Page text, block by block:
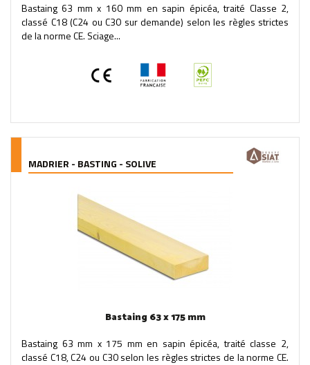
Bastaing 63 mm x 160 mm en sapin épicéa, traité Classe 2,
classé C18 (C24 ou C30 sur demande) selon les règles strictes
de la norme CE. Sciage...
MADRIER - BASTING - SOLIVE
Bastaing 63 x 175 mm
Bastaing 63 mm x 175 mm en sapin épicéa, traité classe 2,
classé C18, C24 ou C30 selon les règles strictes de la norme CE.